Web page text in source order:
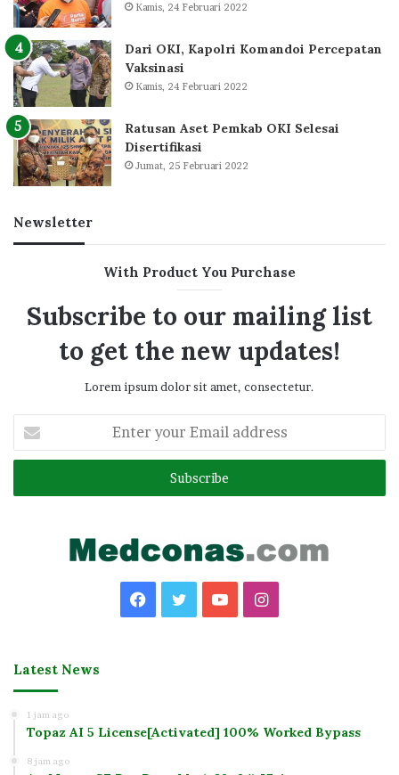
Kamis, 24 Februari 2022
Dari OKI, Kapolri Komandoi Percepatan
Vaksinasi
Kamis, 24 Februari 2022
Ratusan Aset Pemkab OKI Selesai
Disertifikasi
Jumat, 25 Februari 2022
Newsletter
With Product You Purchase
Subscribe to our mailing list
to get the new updates!
Lorem ipsum dolor sit amet, consectetur.
your
Email
Facebook
TwitterYouTubeInstagram
Latest News
1 jam ago
Topaz AI 5 License[Activated] 100% Worked Bypass
8 jam ago